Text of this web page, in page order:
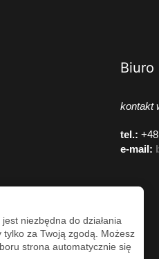
Biuro
kontakt
tel.:
e-mail:
niezbędna do działania
za Twoją zgodą. Możesz
strona automatycznie się